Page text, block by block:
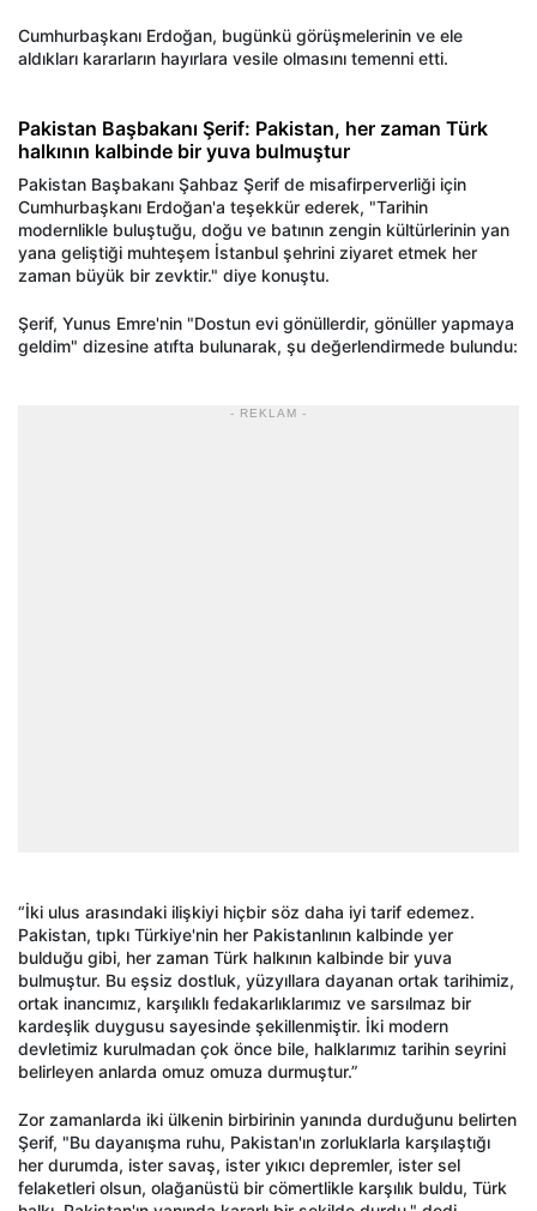
Cumhurbaşkanı Erdoğan, bugünkü görüşmelerinin ve ele
aldıkları kararların hayırlara vesile olmasını temenni etti.
Pakistan Başbakanı Şerif: Pakistan, her zaman Türk
halkının kalbinde bir yuva bulmuştur
Pakistan Başbakanı Şahbaz Şerif de misafirperverliği için
Cumhurbaşkanı Erdoğan'a teşekkür ederek, "Tarihin
modernlikle buluştuğu, doğu ve batının zengin kültürlerinin yan
yana geliştiği muhteşem İstanbul şehrini ziyaret etmek her
zaman büyük bir zevktir." diye konuştu.
Şerif, Yunus Emre'nin "Dostun evi gönüllerdir, gönüller yapmaya
geldim" dizesine atıfta bulunarak, şu değerlendirmede bulundu:
- REKLAM -
“İki ulus arasındaki ilişkiyi hiçbir söz daha iyi tarif edemez.
Pakistan, tıpkı Türkiye'nin her Pakistanlının kalbinde yer
bulduğu gibi, her zaman Türk halkının kalbinde bir yuva
bulmuştur. Bu eşsiz dostluk, yüzyıllara dayanan ortak tarihimiz,
ortak inancımız, karşılıklı fedakarlıklarımız ve sarsılmaz bir
kardeşlik duygusu sayesinde şekillenmiştir. İki modern
devletimiz kurulmadan çok önce bile, halklarımız tarihin seyrini
belirleyen anlarda omuz omuza durmuştur.”
Zor zamanlarda iki ülkenin birbirinin yanında durduğunu belirten
Şerif, "Bu dayanışma ruhu, Pakistan'ın zorluklarla karşılaştığı
her durumda, ister savaş, ister yıkıcı depremler, ister sel
felaketleri olsun, olağanüstü bir cömertlikle karşılık buldu, Türk